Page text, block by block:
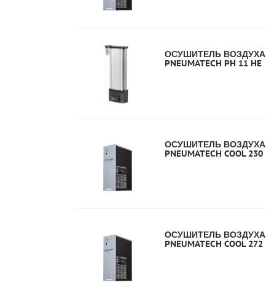
ОСУШИТЕЛЬ ВОЗДУХА
PNEUMATECH PH 11 HE
ОСУШИТЕЛЬ ВОЗДУХА
PNEUMATECH COOL 230
ОСУШИТЕЛЬ ВОЗДУХА
PNEUMATECH COOL 272